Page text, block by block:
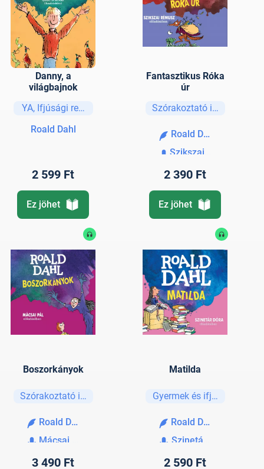
Danny, a
világbajnok
YA, Ifjúsági regények és elbeszélések
Roald Dahl
2 599 Ft
Ez jöhet
Fantasztikus Róka
úr
Szórakoztató irodalom
Roald Dahl
Szikszai Rémusz
2 390 Ft
Ez jöhet
Boszorkányok
Szórakoztató irodalom
Roald Dahl
Mácsai Pál
3 490 Ft
Matilda
Gyermek és ifjúsági
Roald Dahl
Szinetár Dóra
2 590 Ft